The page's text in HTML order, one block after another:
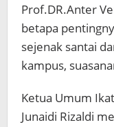
Prof.DR.Anter
betapa
sejenak santai
kampus,
Ketua Umum
Junaidi Rizaldi